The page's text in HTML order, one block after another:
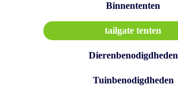
Binnententen
tailgate tenten
Dierenbenodigdheden
Tuinbenodigdheden